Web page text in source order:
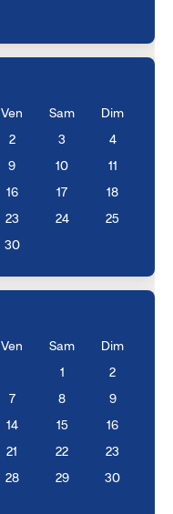
Ven Sam Dim
2 3 4
9 10 11
16 17 18
23 24 25
30
Ven Sam Dim
1 2
7 8 9
14 15 16
21 22 23
28 29 30